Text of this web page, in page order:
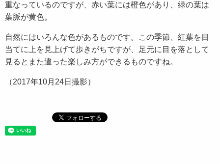
重なっているのですが、赤い葉には橙色があり、緑の葉は
葉脈が黄色。
自然にはいろんな色があるものです。この季節、紅葉を目
当てに上を見上げて歩きがちですが、足元に目を落として
見るとまた違った楽しみ方ができるものですね。
（2017年10月24日撮影）